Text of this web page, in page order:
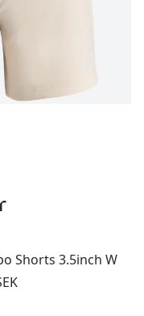
Shorts 3.5inch W